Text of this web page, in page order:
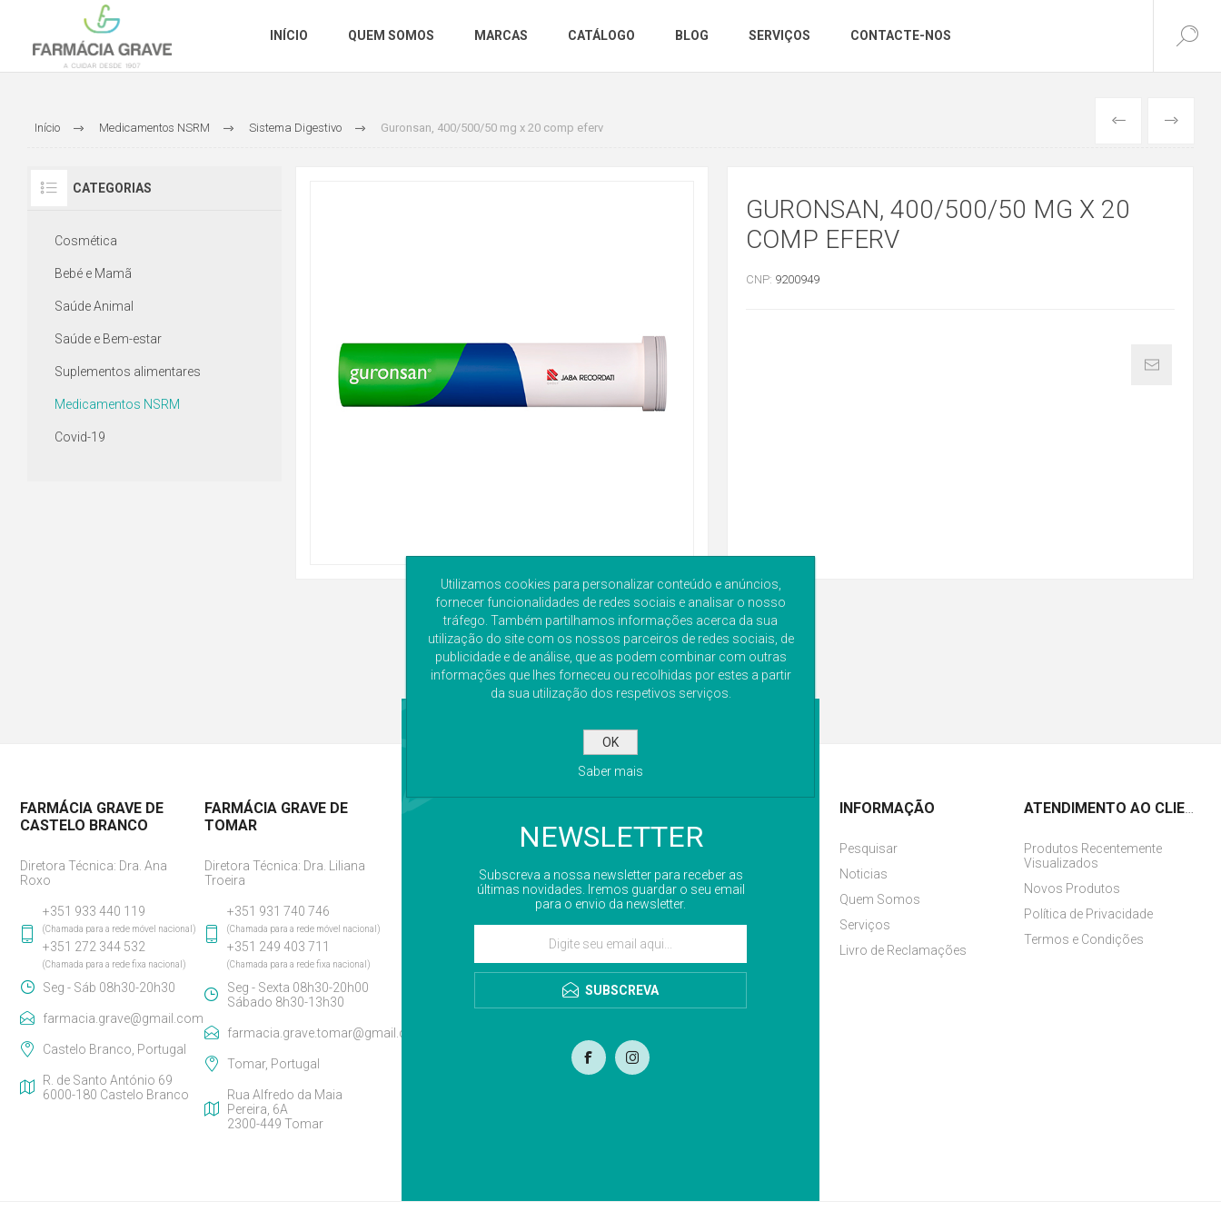
INÍCIO QUEM SOMOS MARCAS CATÁLOGO BLOG SERVIÇOS CONTACTE-NOS
Início Medicamentos NSRM Sistema Digestivo Guronsan, 400/500/50 mg x 20 comp eferv ANTERIORSEGUINTE
CATEGORIAS
Cosmética
Bebé e Mamã
Saúde Animal
Saúde e Bem-estar
Suplementos alimentares
Medicamentos NSRM
Covid-19
GURONSAN, 400/500/50 MG X 20
COMP EFERV
CNP: 9200949
NEWSLETTER
Subscreva a nossa newsletter para receber as
últimas novidades. Iremos guardar o seu email
para o envio da newsletter.
SUBSCREVA
FARMÁCIA GRAVE DE
CASTELO BRANCO
Diretora Técnica: Dra. Ana
Roxo
+351 933 440 119
(Chamada para a rede móvel nacional)
+351 272 344 532
(Chamada para a rede fixa nacional)
Seg - Sáb 08h30-20h30
farmacia.grave@gmail.com
Castelo Branco, Portugal
R. de Santo António 69
6000-180 Castelo Branco
FARMÁCIA GRAVE DE
TOMAR
Diretora Técnica: Dra. Liliana
Troeira
+351 931 740 746
(Chamada para a rede móvel nacional)
+351 249 403 711
(Chamada para a rede fixa nacional)
Seg - Sexta 08h30-20h00
Sábado 8h30-13h30
farmacia.grave.tomar@gmail.com
Tomar, Portugal
Rua Alfredo da Maia
Pereira, 6A
2300-449 Tomar
INFORMAÇÃO
Pesquisar
Noticias
Quem Somos
Serviços
Livro de Reclamações
ATENDIMENTO AO CLIENTE
Produtos Recentemente
Visualizados
Novos Produtos
Política de Privacidade
Termos e Condições
Utilizamos cookies para personalizar conteúdo e anúncios,
fornecer funcionalidades de redes sociais e analisar o nosso
tráfego. Também partilhamos informações acerca da sua
utilização do site com os nossos parceiros de redes sociais, de
publicidade e de análise, que as podem combinar com outras
informações que lhes forneceu ou recolhidas por estes a partir
da sua utilização dos respetivos serviços.
OK
Saber mais